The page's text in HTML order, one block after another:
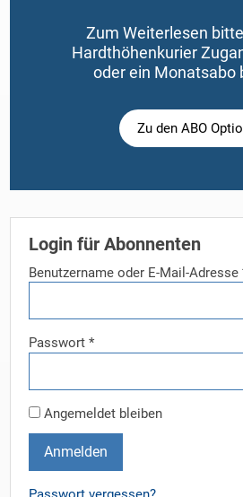
Zum Weiterlesen
Hardthöhenkurier
oder ein Monatsabo
Zu den ABO
Login für Abonnenten
Benutzername oder E-Mail-Adresse
Passwort*
Angemeldet bleiben
Anmelden